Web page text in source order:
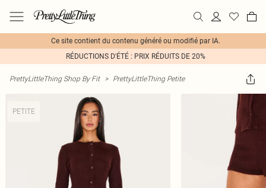
Ce site contient du contenu généré ou modifié par IA.
RÉDUCTIONS D'ÉTÉ : PRIX RÉDUITS DE 20%
PrettyLittleThing Shop By Fit > PrettyLittleThing Petite
PETITE